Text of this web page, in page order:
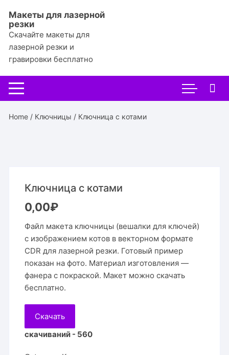
содержимому
Макеты для лазерной
резки
Скачайте макеты для
лазерной резки и
гравировки бесплатно
Home / Ключницы / Ключница с котами
Ключница с котами
0,00₽
Файл макета ключницы (вешалки для ключей)
с изображением котов в векторном формате
CDR для лазерной резки. Готовый пример
показан на фото. Материал изготовления —
фанера с покраской. Макет можно скачать
бесплатно.
Скачать
скачиваний - 560